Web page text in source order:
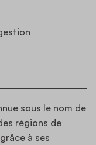
sous le nom de
régions de
à ses